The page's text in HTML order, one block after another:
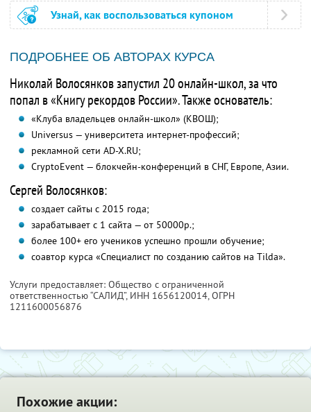
Узнай, как воспользоваться купоном
ПОДРОБНЕЕ ОБ АВТОРАХ КУРСА
Николай Волосянков запустил 20 онлайн-школ, за что
попал в «Книгу рекордов России». Также основатель:
«Клуба владельцев онлайн-школ» (КВОШ);
Universus — университета интернет-профессий;
рекламной сети AD-X.RU;
CryptoEvent — блокчейн-конференций в СНГ, Европе, Азии.
Сергей Волосянков:
создает сайты с 2015 года;
зарабатывает с 1 сайта — от 50000р.;
более 100+ его учеников успешно прошли обучение;
соавтор курса «Специалист по созданию сайтов на Tilda».
Услуги предоставляет: Общество с ограниченной
ответственностью “САЛИД”, ИНН 1656120014, ОГРН
1211600056876
Похожие акции: